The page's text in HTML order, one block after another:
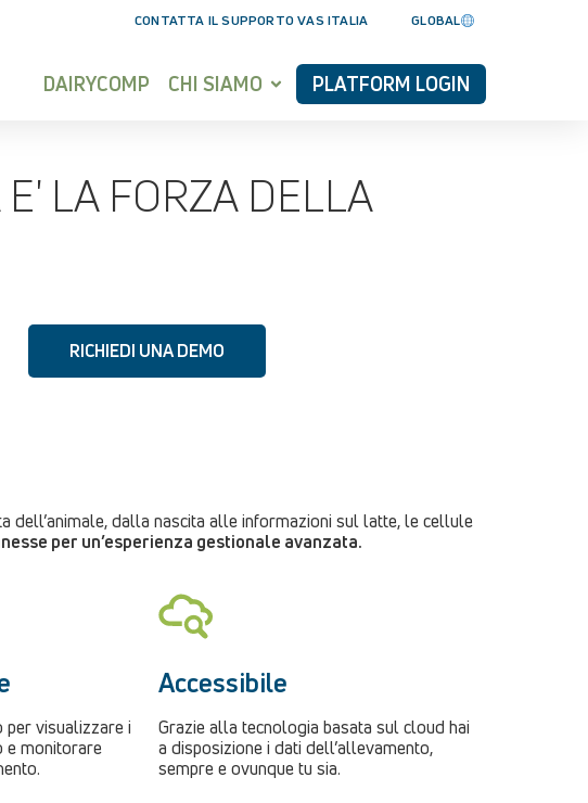
CONTATTA IL SUPPORTO VAS ITALIA GLOBAL
DAIRYCOMP CHI SIAMO PLATFORM LOGIN
LA FORZA DELLA
RICHIEDI UNA DEMO
dell’animale, dalla nascita alle informazioni sul latte, le cellule
per un’esperienza gestionale avanzata.
visualizzare i
e monitorare
Accessibile
Grazie alla tecnologia basata sul cloud hai
a disposizione i dati dell’allevamento,
sempre e ovunque tu sia.